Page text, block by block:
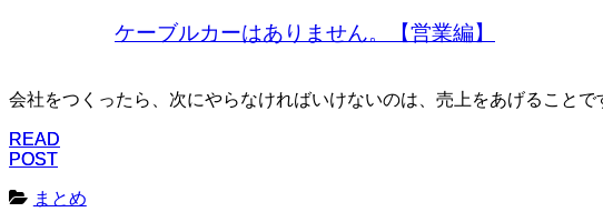
ケーブルカーはありません。【営業編】
会社をつくったら、次にやらなければいけないのは、売上をあげること
READ
POST
READ
POST
まとめ